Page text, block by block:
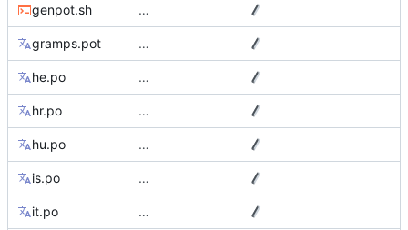
genpot.sh …
gramps.pot …
he.po …
hr.po …
hu.po …
is.po …
it.po …